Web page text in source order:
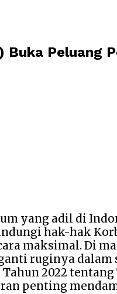
Buka Peluang
yang adil di
hak-hak
maksimal. Di
ruginya dalam
2022
penting